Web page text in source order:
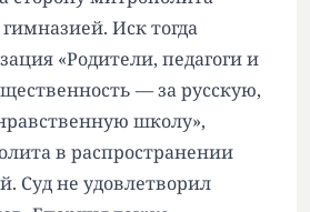
Иск тогда
«Родители, педагоги и
— за русскую,
школу»,
в распространении
Суд не удовлетворил